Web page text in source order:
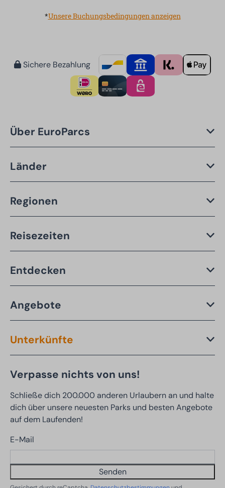
*Unsere Buchungsbedingungen anzeigen
Sichere Bezahlung
Über EuroParcs
Länder
Regionen
Reisezeiten
Entdecken
Angebote
Unterkünfte
Verpasse nichts von uns!
Schließe dich 200.000 anderen Urlaubern an und halte
dich über unsere neuesten Parks und besten Angebote
auf dem Laufenden!
E-Mail
Senden